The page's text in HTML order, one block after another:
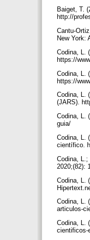
Baiget, T.
http://
Cantu-
New York:
Codina, L.
https://
Codina, L.
https://
Codina, L.
(JARS).
Codina, L.
guia/
Codina, L.
científico.
Codina,
2020;(82):
Codina, L.
Codina, L.
articulos-
Codina, L.
cientificos-